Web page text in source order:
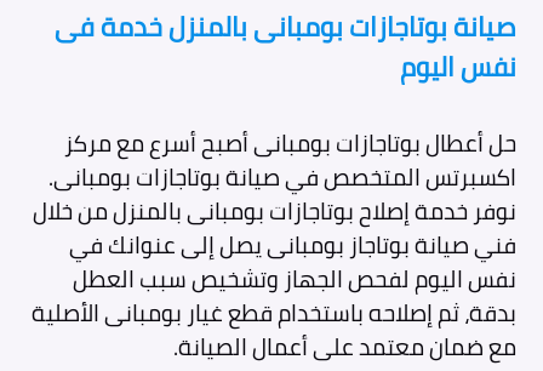
صيانة بوتاجازات بومبانى بالمنزل خدمة فى
نفس اليوم
حل أعطال بوتاجازات بومبانى أصبح أسرع مع مركز
اكسبرتس المتخصص في صيانة بوتاجازات بومبانى.
نوفر خدمة إصلاح بوتاجازات بومبانى بالمنزل من خلال
فني صيانة بوتاجاز بومبانى يصل إلى عنوانك في
نفس اليوم لفحص الجهاز وتشخيص سبب العطل
بدقة، ثم إصلاحه باستخدام قطع غيار بومبانى الأصلية
مع ضمان معتمد على أعمال الصيانة.